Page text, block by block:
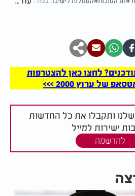
לחצו כאן להצטרפות
של ערוץ 2000 >>>
שלנו ותקבלו את כל החדשות
ישירות למייל
להרשמה